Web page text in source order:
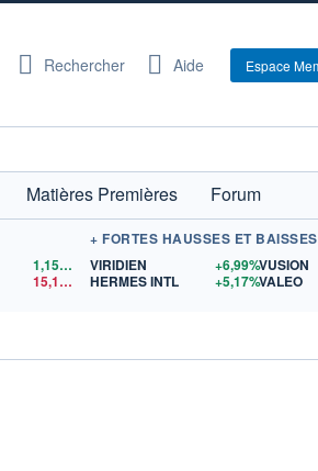
Rechercher Aide Espace
Matières Premières
Forum
1,1521
$US
15,15$US
+ FORTES HAUSSES ET
VIRIDIEN
+6,99%
HERMES INTL
+5,17%
VUSION
VALEO